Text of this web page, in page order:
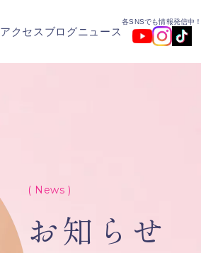
アクセス ブログニュース
各SNSでも情報発信中！
( News )
お知らせ